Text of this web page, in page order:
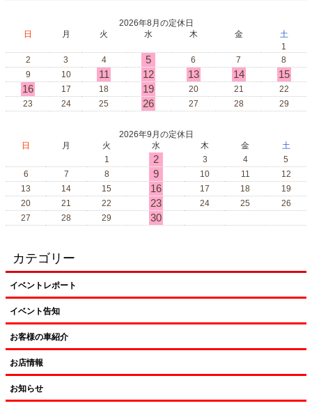
2026年8月の定休日
日
月 火 水 木 金
土
1
2
3 4 5 6 7
8
9
10 11 12 13 14
15
16
17 18 19 20 21
22
23
24 25 26 27 28 29
2026年9月の定休日
日
月 火 水 木 金
土
1
2 3 4
5
6
7 8 9 10 11
12
13
14 15 16 17 18
19
20
21 22 23 24 25
26
27
28 29 30
カテゴリー
イベントレポート
イベント告知
お客様の車紹介
お店情報
お知らせ